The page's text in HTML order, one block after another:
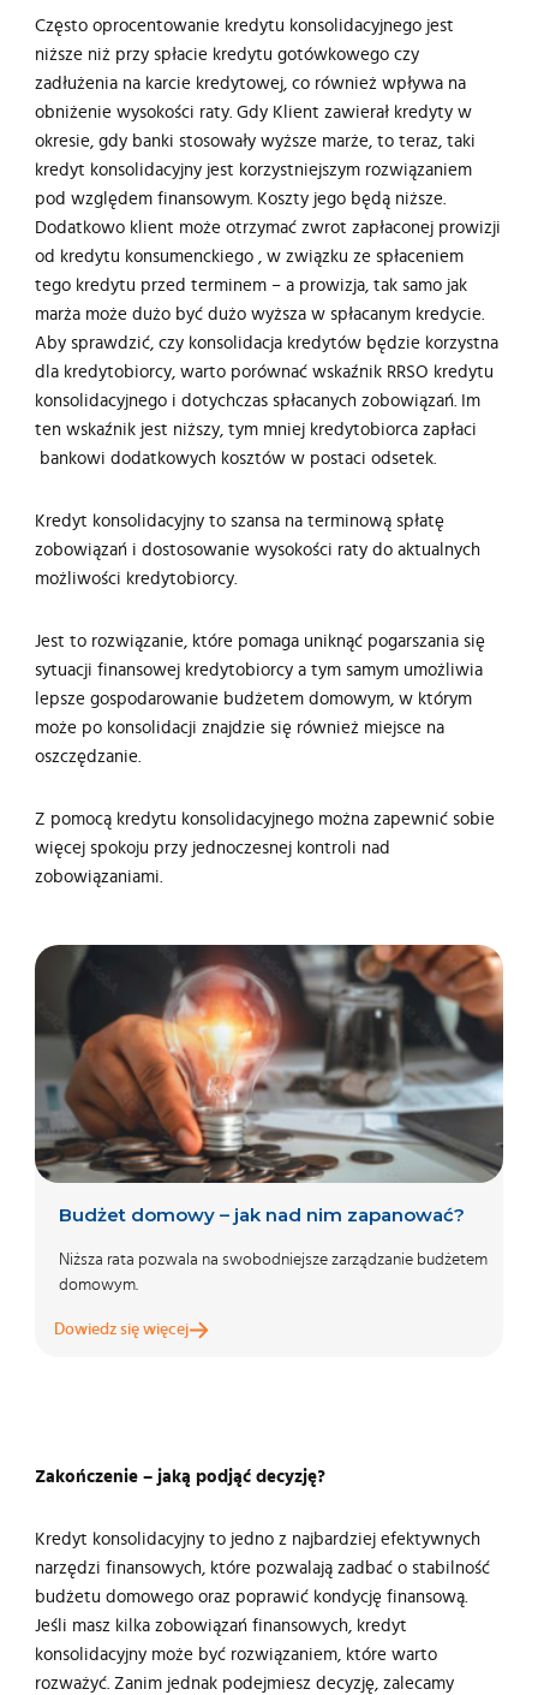
Często oprocentowanie kredytu konsolidacyjnego jest
niższe niż przy spłacie kredytu gotówkowego czy
zadłużenia na karcie kredytowej, co również wpływa na
obniżenie wysokości raty. Gdy Klient zawierał kredyty w
okresie, gdy banki stosowały wyższe marże, to teraz, taki
kredyt konsolidacyjny jest korzystniejszym rozwiązaniem
pod względem finansowym. Koszty jego będą niższe.
Dodatkowo klient może otrzymać zwrot zapłaconej prowizji
od kredytu konsumenckiego , w związku ze spłaceniem
tego kredytu przed terminem – a prowizja, tak samo jak
marża może dużo być dużo wyższa w spłacanym kredycie.
Aby sprawdzić, czy konsolidacja kredytów będzie korzystna
dla kredytobiorcy, warto porównać wskaźnik RRSO kredytu
konsolidacyjnego i dotychczas spłacanych zobowiązań. Im
ten wskaźnik jest niższy, tym mniej kredytobiorca zapłaci
bankowi dodatkowych kosztów w postaci odsetek.
Kredyt konsolidacyjny to szansa na terminową spłatę
zobowiązań i dostosowanie wysokości raty do aktualnych
możliwości kredytobiorcy.
Jest to rozwiązanie, które pomaga uniknąć pogarszania się
sytuacji finansowej kredytobiorcy a tym samym umożliwia
lepsze gospodarowanie budżetem domowym, w którym
może po konsolidacji znajdzie się również miejsce na
oszczędzanie.
Z pomocą kredytu konsolidacyjnego można zapewnić sobie
więcej spokoju przy jednoczesnej kontroli nad
zobowiązaniami.
Budżet domowy – jak nad nim zapanować?
Niższa rata pozwala na swobodniejsze zarządzanie budżetem
domowym.
Dowiedz się więcej
Zakończenie – jaką podjąć decyzję?
Kredyt konsolidacyjny to jedno z najbardziej efektywnych
narzędzi finansowych, które pozwalają zadbać o stabilność
budżetu domowego oraz poprawić kondycję finansową.
Jeśli masz kilka zobowiązań finansowych, kredyt
konsolidacyjny może być rozwiązaniem, które warto
rozważyć. Zanim jednak podejmiesz decyzję, zalecamy